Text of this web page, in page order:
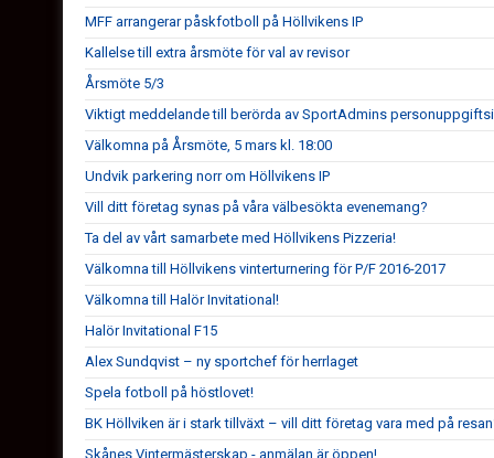
MFF arrangerar påskfotboll på Höllvikens IP
Kallelse till extra årsmöte för val av revisor
Årsmöte 5/3
Viktigt meddelande till berörda av SportAdmins
Välkomna på Årsmöte, 5 mars kl. 18:00
Undvik parkering norr om Höllvikens IP
Vill ditt företag synas på våra välbesökta evenemang?
Ta del av vårt samarbete med Höllvikens Pizzeria!
Välkomna till Höllvikens vinterturnering för P/F 2016-2017
Välkomna till Halör Invitational!
Halör Invitational F15
Alex Sundqvist – ny sportchef för herrlaget
Spela fotboll på höstlovet!
BK Höllviken är i stark tillväxt – vill ditt företag vara med på
Skånes Vintermästerskap - anmälan är öppen!